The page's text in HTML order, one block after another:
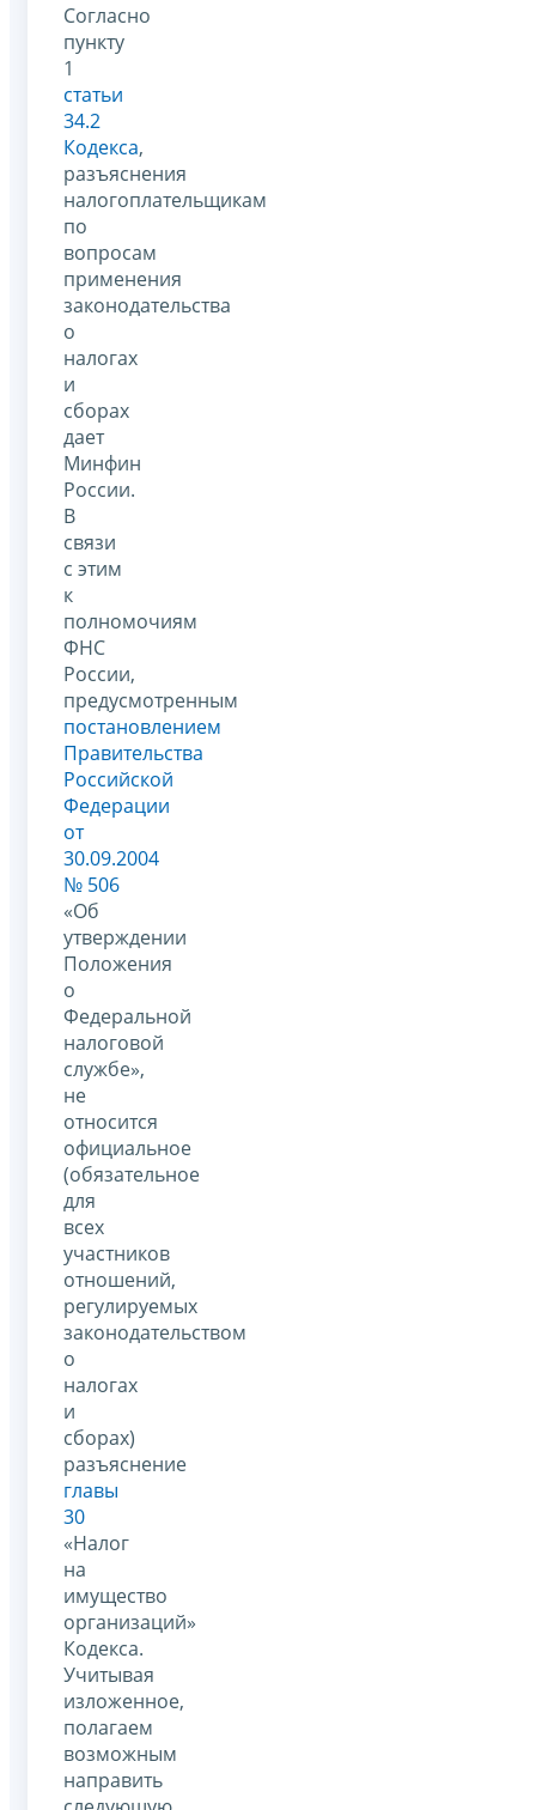
Согласно
пункту
1
статьи
34.2
Кодекса,
разъяснения
налогоплательщикам
по
вопросам
применения
законодательства
о
налогах
и
сборах
дает
Минфин
России.
В
связи
с этим
к
полномочиям
ФНС
России,
предусмотренным
постановлением
Правительства
Российской
Федерации
от
30.09.2004
№ 506
«Об
утверждении
Положения
о
Федеральной
налоговой
службе»,
не
относится
официальное
(обязательное
для
всех
участников
отношений,
регулируемых
законодательством
о
налогах
и
сборах)
разъяснение
главы
30
«Налог
на
имущество
организаций»
Кодекса.
Учитывая
изложенное,
полагаем
возможным
направить